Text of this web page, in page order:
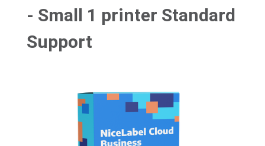
- Small 1 printer Standard
Support